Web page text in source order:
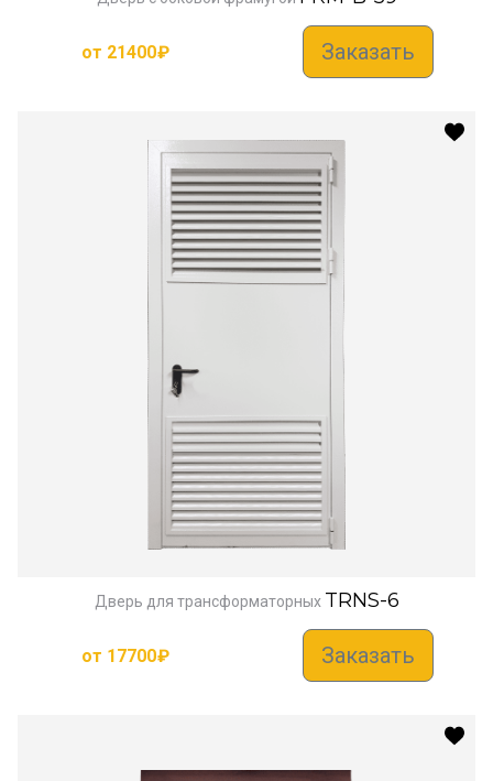
от 21400₽ Заказать
Дверь для трансформаторных TRNS-6
от 17700₽ Заказать